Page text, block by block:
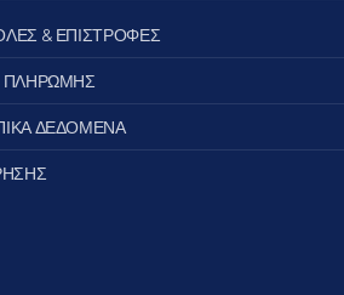
& ΕΠΙΣΤΡΟΦΕΣ
ΠΛΗΡΩΜΗΣ
ΔΕΔΟΜΕΝΑ